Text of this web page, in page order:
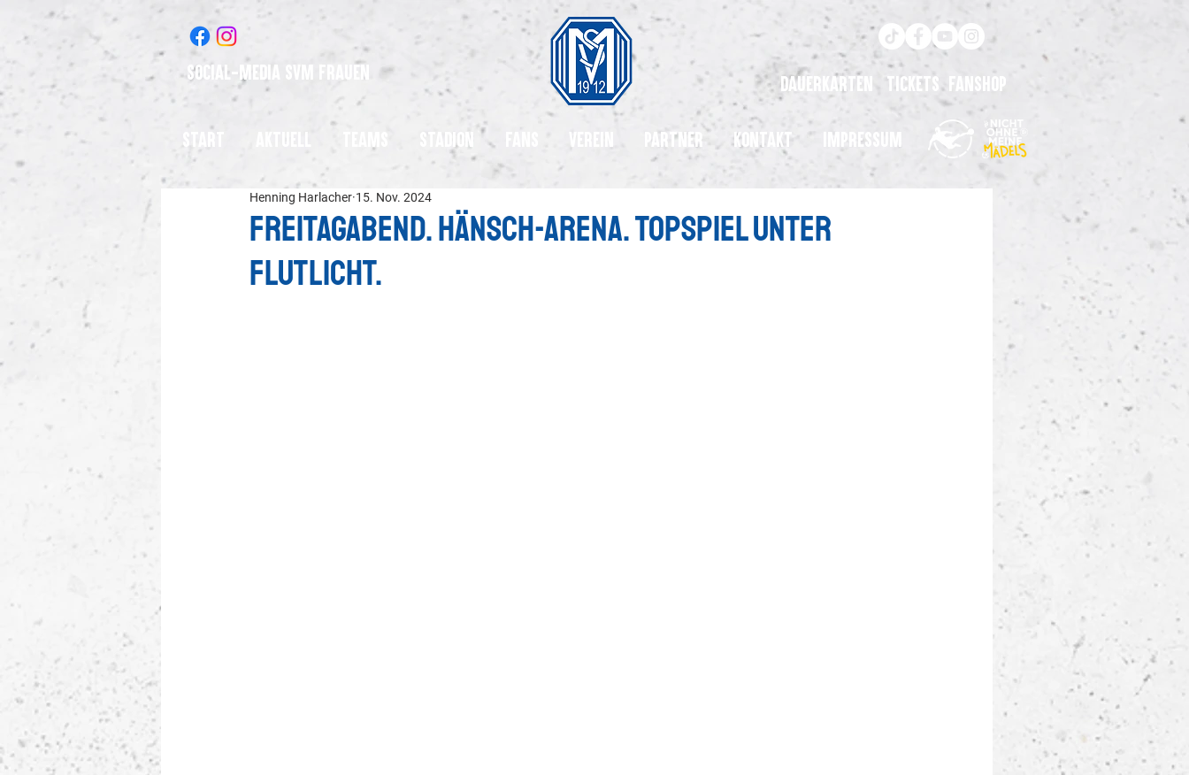
Social-Media SVM Frauen
Start Aktuell Stadion Verein Partner Kontakt Impressum
dauerkarten Tickets Fanshop
Freitagabend. Hänsch-Arena. Topspiel unter
Flutlicht.
Henning Harlacher 15. Nov. 2024